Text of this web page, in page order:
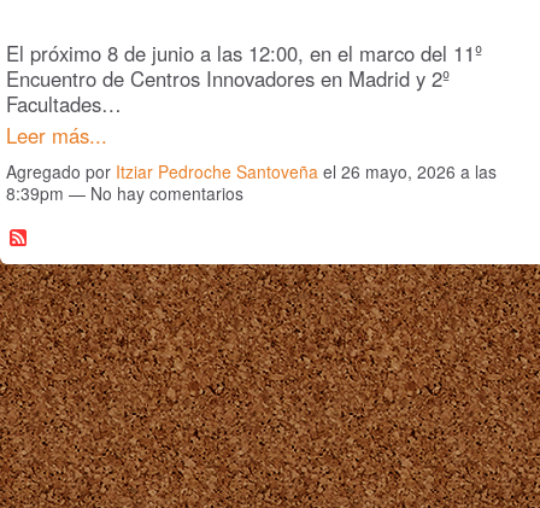
El próximo 8 de junio a las 12:00, en el marco del 11º
Encuentro de Centros Innovadores en Madrid y 2º
Facultades…
Leer más...
Agregado por Itziar Pedroche Santoveña el 26 mayo, 2026 a las
8:39pm — No hay comentarios